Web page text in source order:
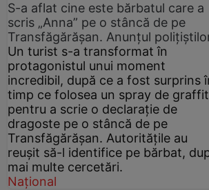
S-a aflat cine este bărbatul care a
scris „Anna” pe o stâncă de pe
Transfăgărășan. Anunțul
Un turist s-a transformat în
protagonistul unui moment
incredibil, după ce a fost surprins
timp ce folosea un spray de
pentru a scrie o declarație de
dragoste pe o stâncă de pe
Transfăgărășan. Autoritățile au
reușit să-l identifice pe bărbat,
mai multe cercetări.
Național